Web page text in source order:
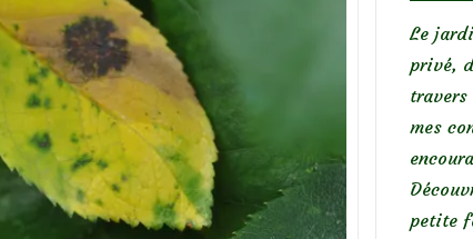
Le
privé,
travers
mes
petite